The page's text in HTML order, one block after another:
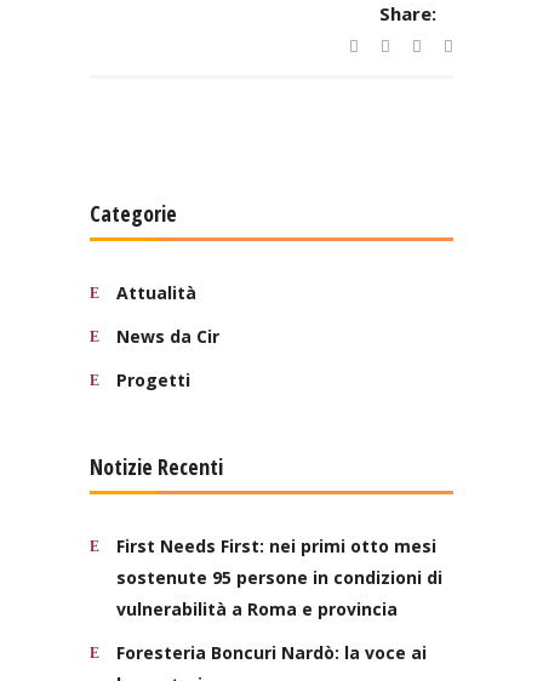
Share:
Categorie
Attualità
News da Cir
Progetti
Notizie Recenti
First Needs First: nei primi otto mesi
sostenute 95 persone in condizioni di
vulnerabilità a Roma e provincia
Foresteria Boncuri Nardò: la voce ai